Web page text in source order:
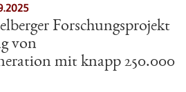
Forschungsprojekt
von
mit knapp 250.000